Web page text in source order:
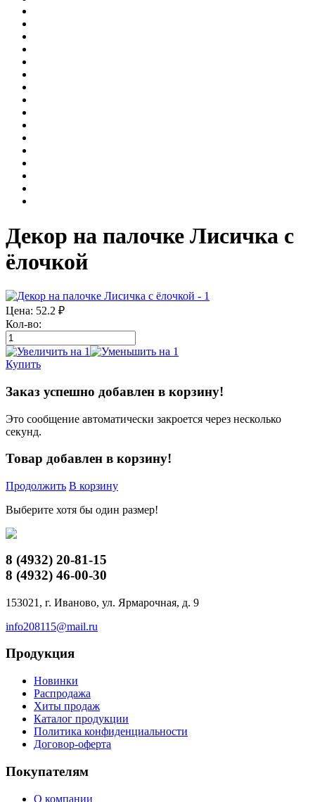
Декор на палочке Лисичка с
ёлочкой
Цена: 52.2 ₽
Кол-во:
Купить
Заказ успешно добавлен в корзину!
Это сообщение автоматически закроется через несколько
секунд.
Товар добавлен в корзину!
Продолжить В корзину
Выберите хотя бы один размер!
8 (4932) 20-81-15
8 (4932) 46-00-30
153021, г. Иваново, ул. Ярмарочная, д. 9
info208115@mail.ru
Продукция
Новинки
Распродажа
Хиты продаж
Каталог продукции
Политика конфиденциальности
Договор-оферта
Покупателям
О компании